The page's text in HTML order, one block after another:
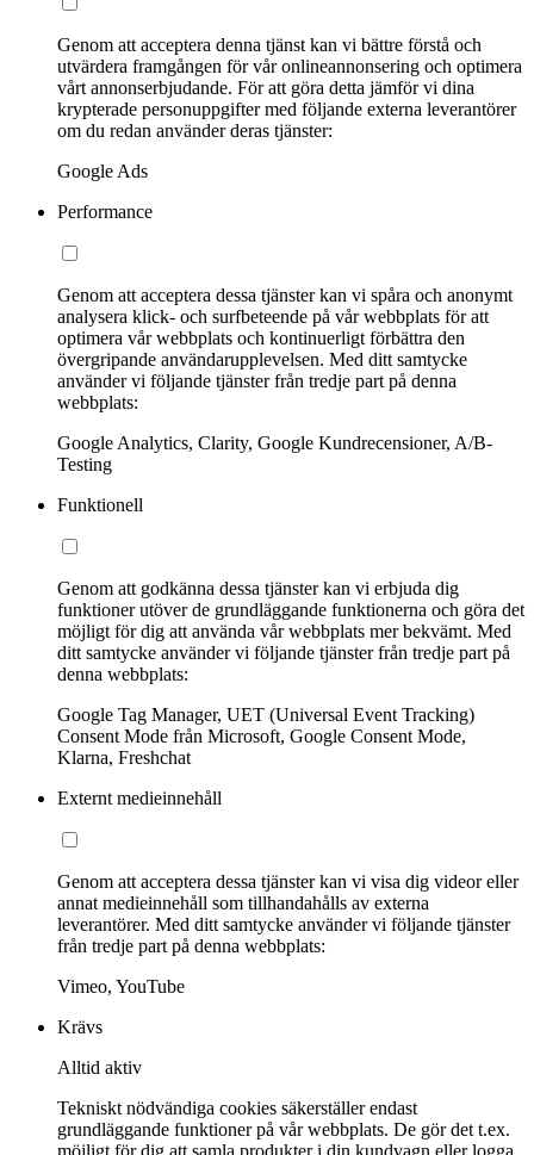
Genom att acceptera denna tjänst kan vi bättre förstå och
utvärdera framgången för vår onlineannonsering och optimera
vårt annonserbjudande. För att göra detta jämför vi dina
krypterade personuppgifter med följande externa leverantörer
om du redan använder deras tjänster:
Google Ads
Performance
Genom att acceptera dessa tjänster kan vi spåra och anonymt
analysera klick- och surfbeteende på vår webbplats för att
optimera vår webbplats och kontinuerligt förbättra den
övergripande användarupplevelsen. Med ditt samtycke
använder vi följande tjänster från tredje part på denna
webbplats:
Google Analytics, Clarity, Google Kundrecensioner, A/B-
Testing
Funktionell
Genom att godkänna dessa tjänster kan vi erbjuda dig
funktioner utöver de grundläggande funktionerna och göra det
möjligt för dig att använda vår webbplats mer bekvämt. Med
ditt samtycke använder vi följande tjänster från tredje part på
denna webbplats:
Google Tag Manager, UET (Universal Event Tracking)
Consent Mode från Microsoft, Google Consent Mode,
Klarna, Freshchat
Externt medieinnehåll
Genom att acceptera dessa tjänster kan vi visa dig videor eller
annat medieinnehåll som tillhandahålls av externa
leverantörer. Med ditt samtycke använder vi följande tjänster
från tredje part på denna webbplats:
Vimeo, YouTube
Krävs
Alltid aktiv
Tekniskt nödvändiga cookies säkerställer endast
grundläggande funktioner på vår webbplats. De gör det t.ex.
möjligt för dig att samla produkter i din kundvagn eller logga